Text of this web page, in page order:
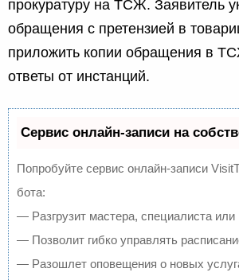
прокуратуру на ТСЖ. Заявитель
обращения с претензией в
приложить копии обращения в
ответы от инстанций.
Сервис онлайн-записи на
Попробуйте сервис онлайн-записи
бота:
— Разгрузит мастера, специалиста
— Позволит гибко управлять
— Разошлет оповещения о новых